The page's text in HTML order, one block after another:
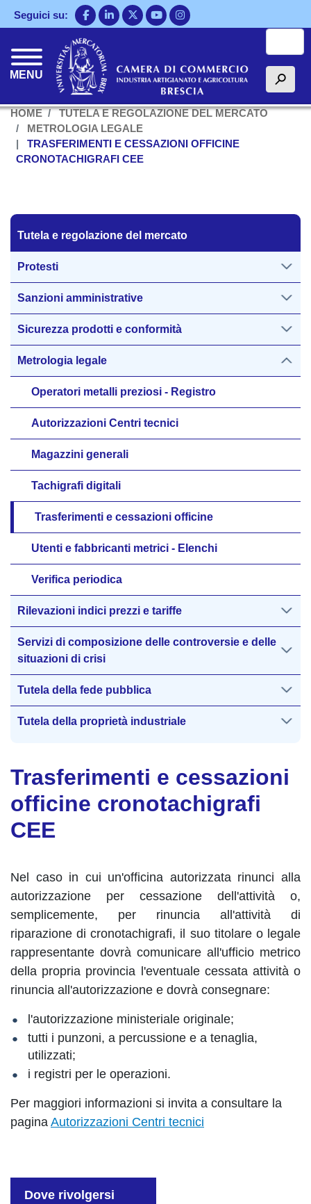
Salta
al
Seguici su:
MENU h
HOME
TUTELA E REGOLAZIONE DEL MERCATO
METROLOGIA LEGALE
TRASFERIMENTI E CESSAZIONI OFFICINE
CRONOTACHIGRAFI CEE
Trasferimenti e cessazioni
officine cronotachigrafi
CEE
Nel caso in cui un'officina autorizzata rinunci alla
autorizzazione per cessazione dell'attività o,
semplicemente, per rinuncia all'attività di
riparazione di cronotachigrafi, il suo titolare o legale
rappresentante dovrà comunicare all'ufficio metrico
della propria provincia l'eventuale cessata attività o
rinuncia all'autorizzazione e dovrà consegnare:
l'autorizzazione ministeriale originale;
tutti i punzoni, a percussione e a tenaglia,
utilizzati;
i registri per le operazioni.
Per maggiori informazioni si invita a consultare la
pagina Autorizzazioni Centri tecnici
Dove rivolgersi
Tutela regolazione del mercato
Tutela e regolazione del mercato
Protesti
Sanzioni amministrative
Sicurezza prodotti e conformità
Metrologia legale
Operatori metalli preziosi - Registro
Autorizzazioni Centri tecnici
Magazzini generali
Tachigrafi digitali
Trasferimenti e cessazioni officine
Utenti e fabbricanti metrici - Elenchi
Verifica periodica
Rilevazioni indici prezzi e tariffe
Servizi di composizione delle controversie e delle
situazioni di crisi
Tutela della fede pubblica
Tutela della proprietà industriale